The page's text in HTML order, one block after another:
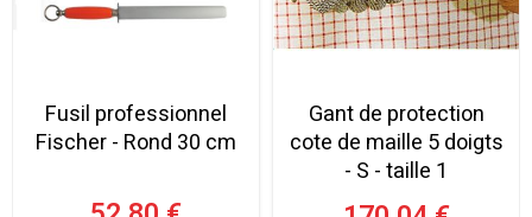
Fusil professionnel
Fischer - Rond 30 cm
Gant de protection
cote de maille 5 doigts
- S - taille 1